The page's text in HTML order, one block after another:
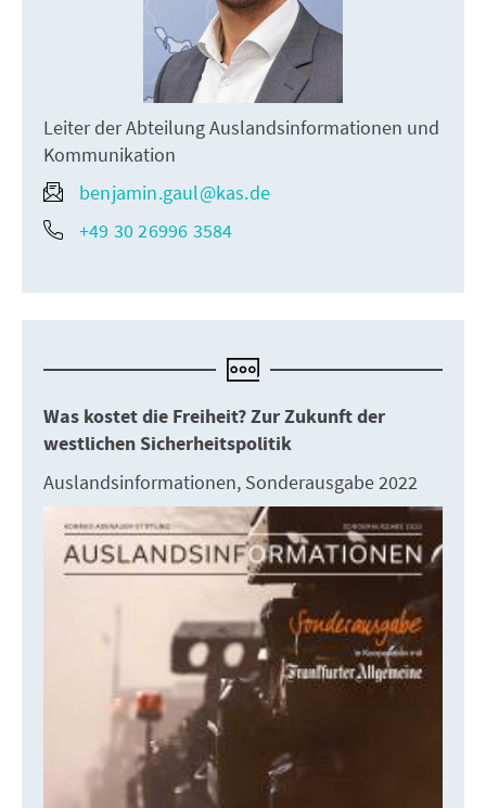
Leiter der Abteilung Auslandsinformationen und
Kommunikation
benjamin.gaul@kas.de
+49 30 26996 3584
Was kostet die Freiheit? Zur Zukunft der
westlichen Sicherheitspolitik
Auslandsinformationen, Sonderausgabe 2022